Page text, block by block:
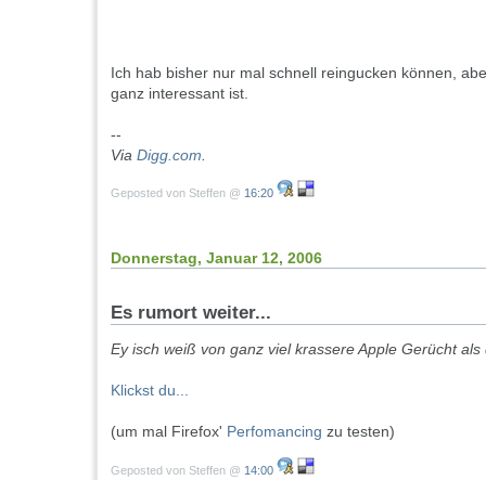
Ich hab bisher nur mal schnell reingucken können,
ganz interessant ist.
--
Via Digg.com
Geposted von Steffen @ 16:20
Donnerstag, Januar 12, 2006
Es rumort weiter...
Ey isch weiß von ganz viel krassere Apple Gerücht
Klickst du...
(um mal Firefox' Perfomancing zu testen)
Geposted von Steffen @ 14:00